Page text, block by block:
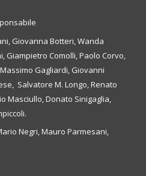
Giovanna Botteri, Wanda
Giampietro Comolli, Paolo Corvo,
Gagliardi, Giovanni
Salvatore M. Longo, Renato
Masciullo, Donato Sinigaglia,
Negri, Mauro Parmesani,